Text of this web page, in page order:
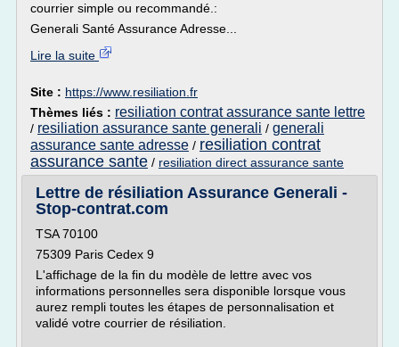
courrier simple ou recommandé.:
Generali Santé Assurance Adresse...
Lire la suite
Site : https://www.resiliation.fr
Thèmes liés : resiliation contrat assurance sante lettre
/ resiliation assurance sante generali / generali
assurance sante adresse / resiliation contrat
assurance sante / resiliation direct assurance sante
Lettre de résiliation Assurance Generali -
Stop-contrat.com
TSA 70100
75309 Paris Cedex 9
L'affichage de la fin du modèle de lettre avec vos
informations personnelles sera disponible lorsque vous
aurez rempli toutes les étapes de personnalisation et
validé votre courrier de résiliation.